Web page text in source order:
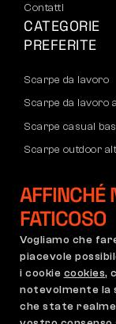
Contatti
CATEGORIE
PREFERITE
Scarpe da lavoro
Scarpe da lavoro
Scarpe casual
Scarpe outdoor
Felpe
Condizioni
AFFINCHÉ
FATICOSO
Vogliamo che
piacevole
i cookie cookies,
notevolmente la
che state